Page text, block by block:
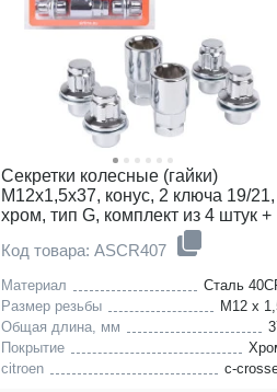
Секретки колесные (гайки)
М12x1,5x37, конус, 2 ключа 19/21,
хром, тип G, комплект из 4 штук +
2 головок для а/м Toyota/Lexus
Код товара: ASCR407
Материал
Сталь
Размер резьбы
M12 x
Общая длина, мм
Покрытие
citroen
c-